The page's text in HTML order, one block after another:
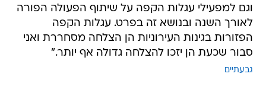
וגם למפעילי עגלות הקפה על שיתוף הפעולה הפורה
לאורך השנה ובנושא זה בפרט. עגלות הקפה
הפזורות בגינות העירוניות הן הצלחה מסחררת ואני
סבור שכעת הן יזכו להצלחה גדולה אף יותר."
גבעתיים